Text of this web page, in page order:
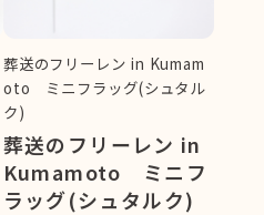
葬送のフリーレン in Kumam
oto ミニフラッグ(シュタル
ク)
葬送のフリーレン in
Kumamoto ミニフ
ラッグ(シュタルク)